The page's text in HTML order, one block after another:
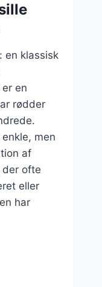
klassisk
en
rødder
men
af
ofte
eller
har